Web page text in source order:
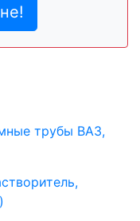
трубы ВАЗ,